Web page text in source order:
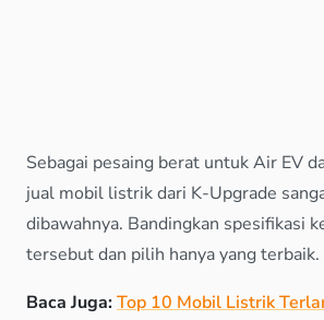
Sebagai pesaing berat untuk Air EV
jual mobil listrik dari K-Upgrade
dibawahnya. Bandingkan spesifikasi
tersebut dan pilih hanya yang terbaik.
Baca Juga:Top 10 Mobil Listrik